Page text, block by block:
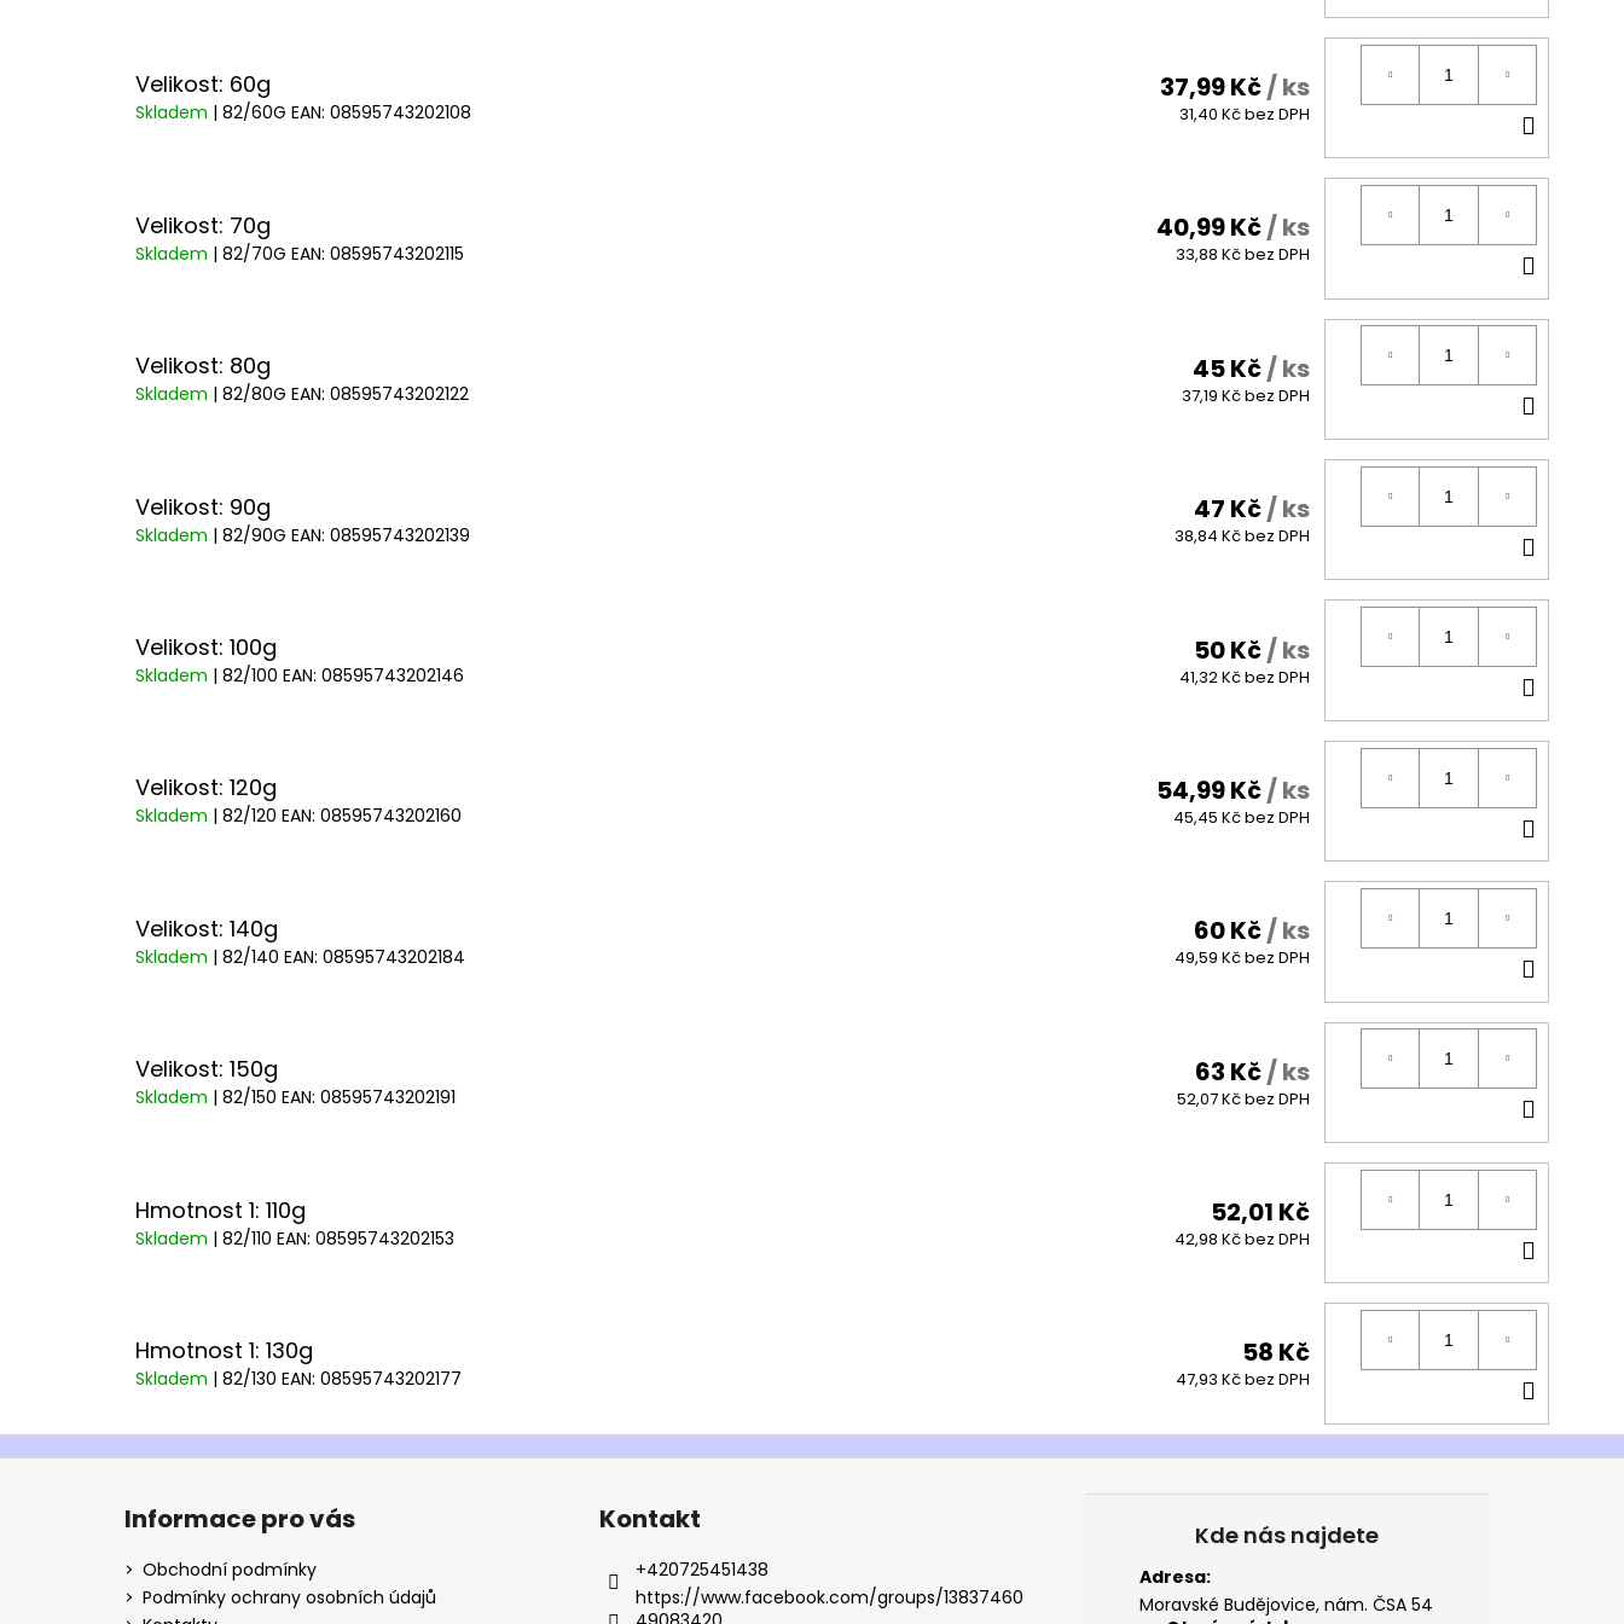
Velikost: 60g
Skladem | 82/60G EAN: 08595743202108
37,99 Kč/ ks
31,40 Kč bez DPH
Velikost: 70g
Skladem | 82/70G EAN: 08595743202115
40,99 Kč/ ks
33,88 Kč bez DPH
Velikost: 80g
Skladem | 82/80G EAN: 08595743202122
45 Kč/ ks
37,19 Kč bez DPH
Velikost: 90g
Skladem | 82/90G EAN: 08595743202139
47 Kč/ ks
38,84 Kč bez DPH
Velikost: 100g
Skladem | 82/100 EAN: 08595743202146
50 Kč/ ks
41,32 Kč bez DPH
Velikost: 120g
Skladem | 82/120 EAN: 08595743202160
54,99 Kč/ ks
45,45 Kč bez DPH
Velikost: 140g
Skladem | 82/140 EAN: 08595743202184
60 Kč/ ks
49,59 Kč bez DPH
Velikost: 150g
Skladem | 82/150 EAN: 08595743202191
63 Kč/ ks
52,07 Kč bez DPH
Hmotnost 1: 110g
Skladem | 82/110 EAN: 08595743202153
52,01 Kč
42,98 Kč bez DPH
Hmotnost 1: 130g
Skladem | 82/130 EAN: 08595743202177
58 Kč
47,93 Kč bez DPH
Z
Informace pro vás
Obchodní podmínky
Podmínky ochrany osobních údajů
Kontakt
+420725451438
https://www.facebook.com/groups/13837460
Kde nás najdete
Adresa:
Moravské Budějovice, nám. ČSA 54